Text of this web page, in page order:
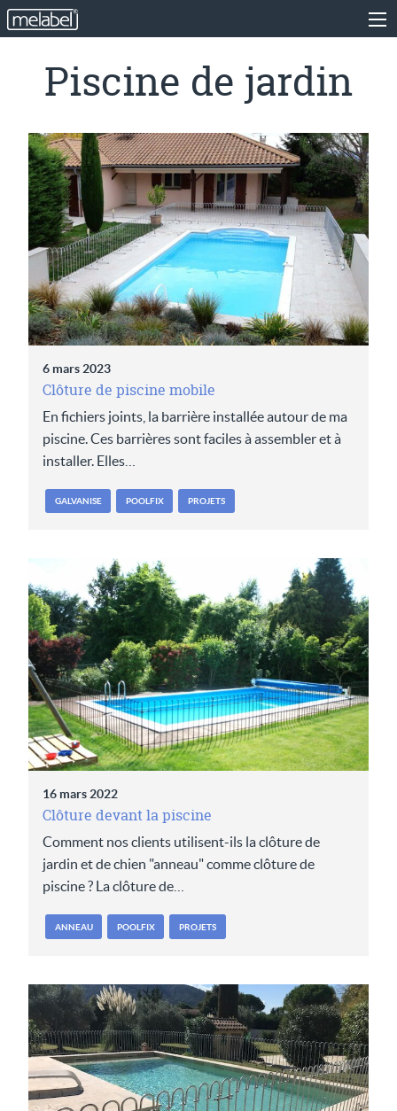
Piscine de jardin
6 mars 2023
Clôture de piscine mobile
En fichiers joints, la barrière installée autour de ma
piscine. Ces barrières sont faciles à assembler et à
installer. Elles…
GALVANISE POOLFIX PROJETS
16 mars 2022
Clôture devant la piscine
Comment nos clients utilisent-ils la clôture de
jardin et de chien "anneau" comme clôture de
piscine ? La clôture de…
ANNEAU POOLFIX PROJETS